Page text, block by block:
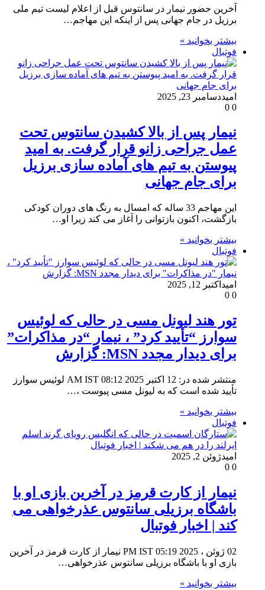
آخرین حضور نیمار در سانتوس قبل از اعلام لیست تیم ملی
برزیل در جام جهانی پس از اینکه این مهاجم…
بیشتر بخوانید »
فوتبال
امیددسامبر 23, 2025
0
نیمار پس از بالا کشیدن سانتوس تحت
عمل جراحی زانو قرار گرفت. به امید
پیوستن به تیم های آماده سازی برزیل
برای جام جهانی
این مهاجم 33 ساله که امسال به رنگ های دوران کودکی
بازگشت، اکنون بازتوانی را آغاز می کند زیرا او…
بیشتر بخوانید »
فوتبال
امید اکتبر 12, 2025
0
تور هند لیونل مسی در حالی که لوئیس
سوارز “تأیید کرد” ، نیمار “در مذاکرات”
برای دیدار مجدد MSN: گزارش
منتشر شده در: 12 اکتبر 2025 08:12 AM IST لوئیس سوارز
تأیید شده است که به لیونل مسی پیوست ،…
بیشتر بخوانید »
فوتبال
امیدژوئن 2, 2025
0
نیمار از کارت قرمز در آخرین بازی او با
باشگاه برزیلی سانتوس عذرخواهی می
کند | اخبار فوتبال
02 ژوئن ، 2025 05:19 PM IST نیمار از کارت قرمز در آخرین
بازی او با باشگاه برزیلی سانتوس عذرخواهی…
بیشتر بخوانید »